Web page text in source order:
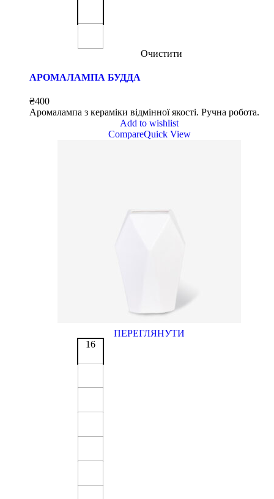
Очистити
АРОМАЛАМПА БУДДА
₴400
Аромалампа з кераміки відмінної якості. Ручна робота.
Add to wishlist
CompareQuick View
ПЕРЕГЛЯНУТИ
16